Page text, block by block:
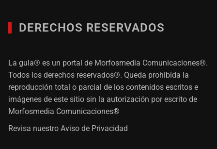
DERECHOS RESERVADOS
La gula® es un portal de Morfosmedia Comunicaciones®.
Todos los derechos reservados®. Queda prohibida la
reproducción total o parcial de los contenidos escritos e
imágenes de este sitio sin la autorización por escrito de
Morfosmedia Comunicaciones®
Revisa nuestroAviso de Privacidad